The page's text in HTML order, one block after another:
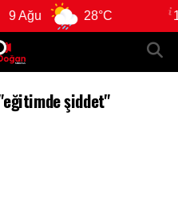
9 Ağu 28°C 10
şiddet"